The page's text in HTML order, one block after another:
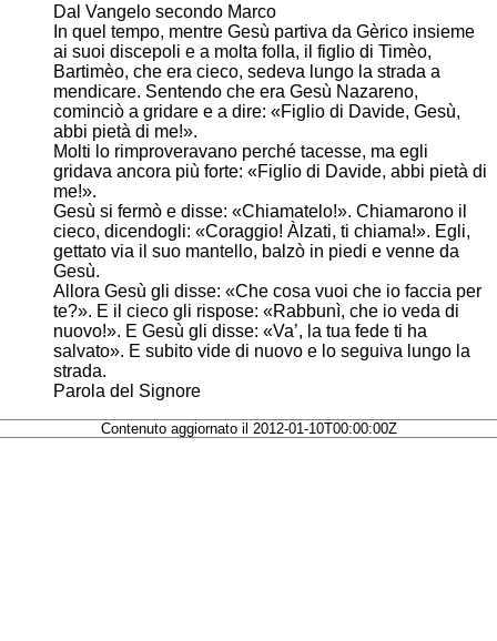
Dal Vangelo secondo Marco
In quel tempo, mentre Gesù partiva da Gèrico insieme
ai suoi discepoli e a molta folla, il figlio di Timèo,
Bartimèo, che era cieco, sedeva lungo la strada a
mendicare. Sentendo che era Gesù Nazareno,
cominciò a gridare e a dire: «Figlio di Davide, Gesù,
abbi pietà di me!».
Molti lo rimproveravano perché tacesse, ma egli
gridava ancora più forte: «Figlio di Davide, abbi pietà di
me!».
Gesù si fermò e disse: «Chiamatelo!». Chiamarono il
cieco, dicendogli: «Coraggio! Àlzati, ti chiama!». Egli,
gettato via il suo mantello, balzò in piedi e venne da
Gesù.
Allora Gesù gli disse: «Che cosa vuoi che io faccia per
te?». E il cieco gli rispose: «Rabbunì, che io veda di
nuovo!». E Gesù gli disse: «Va’, la tua fede ti ha
salvato». E subito vide di nuovo e lo seguiva lungo la
strada.
Parola del Signore
Contenuto aggiornato il 2012-01-10T00:00:00Z